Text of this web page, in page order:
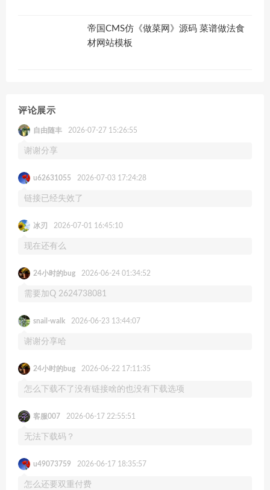
帝国CMS仿《做菜网》源码 菜谱做法食
材网站模板
评论展示
自由随丰 2026-07-27 15:26:55
谢谢分享
u62631055 2026-07-03 17:24:28
链接已经失效了
冰刃 2026-07-01 16:45:10
现在还有么
24小时的bug 2026-06-24 01:34:52
需要加Q 2624738081
snail-walk 2026-06-23 13:44:07
谢谢分享哈
24小时的bug 2026-06-22 17:11:35
怎么下载不了没有链接啥的也没有下载选项
客服007 2026-06-17 22:55:51
无法下载码？
u49073759 2026-06-17 18:35:57
怎么还要双重付费